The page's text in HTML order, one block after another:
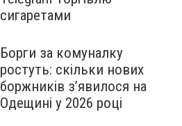
сигаретами
Борги за комуналку
ростуть: скільки нових
боржників з’явилося на
Одещині у 2026 році